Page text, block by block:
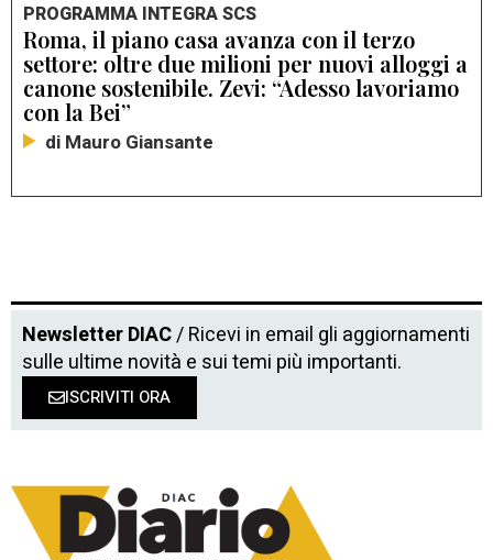
PROGRAMMA INTEGRA SCS
Roma, il piano casa avanza con il terzo
settore: oltre due milioni per nuovi alloggi a
canone sostenibile. Zevi: “Adesso lavoriamo
con la Bei”
di Mauro Giansante
Newsletter DIAC/ Ricevi in email gli aggiornamenti
sulle ultime novità e sui temi più importanti.
ISCRIVITI ORA